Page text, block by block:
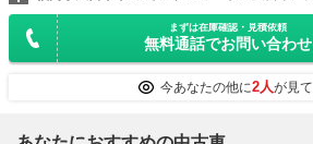
まずは在庫確認・見積依頼
無料通話でお問い合わせ
今あなたの他に2人が見